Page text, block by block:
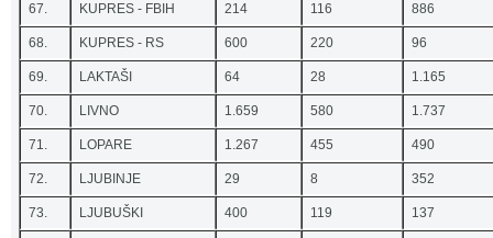
67. KUPRES - FBIH 214 116 886
68. KUPRES - RS 600 220 96
69. LAKTAŠI 64 28 1.165
70. LIVNO 1.659 580 1.737
71. LOPARE 1.267 455 490
72. LJUBINJE 29 8 352
73. LJUBUŠKI 400 119 137